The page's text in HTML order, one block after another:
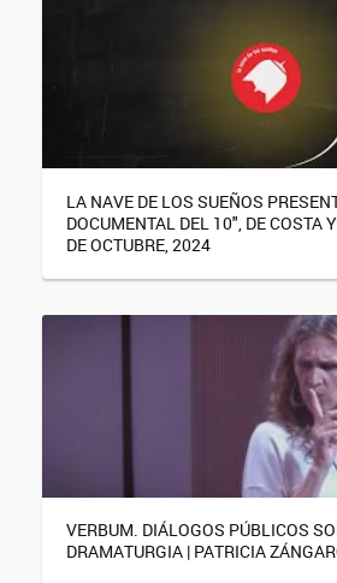
LA NAVE DE LOS SUEÑOS
DOCUMENTAL DEL 10", DE COSTA
DE OCTUBRE, 2024
VERBUM. DIÁLOGOS PÚBLICOS
DRAMATURGIA | PATRICIA